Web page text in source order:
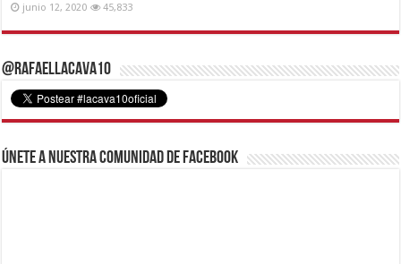
junio 12, 2020 45,833
@RafaelLacava10
Únete a nuestra comunidad de Facebook